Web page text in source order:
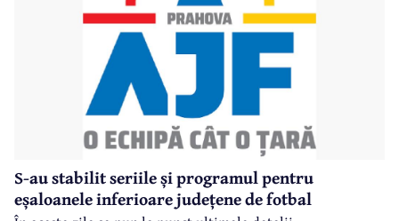
S-au stabilit seriile și programul pentru
eșaloanele inferioare județene de fotbal